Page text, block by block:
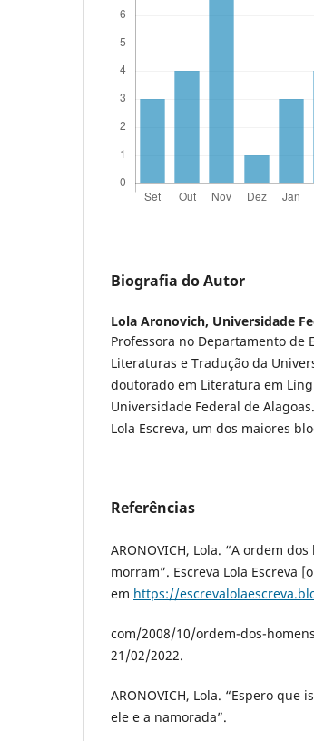
Biografia do Autor
Lola Aronovich, Universidade
Professora no Departamento de
Literaturas e Tradução da
doutorado em Literatura em
Universidade Federal de
Lola Escreva, um dos maiores
Referências
ARONOVICH, Lola. “A ordem
morram”. Escreva Lola Escreva
em https://
com/2008/10/ordem-dos-
21/02/2022.
ARONOVICH, Lola. “Espero
ele e a namorada”.